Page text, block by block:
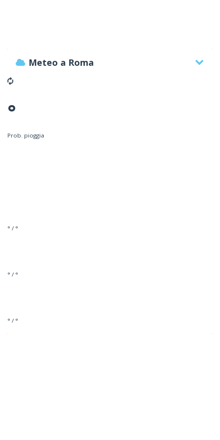
Meteo a Roma
°
Prob. pioggia
° / °
° / °
° / °